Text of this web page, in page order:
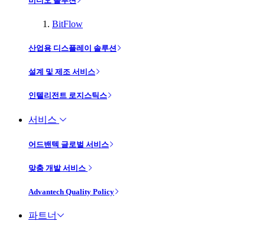
BitFlow
산업용 디스플레이 솔루션
설계 및 제조 서비스
인텔리전트 로지스틱스
서비스
어드밴텍 글로벌 서비스
맞춤 개발 서비스
Advantech Quality Policy
파트너